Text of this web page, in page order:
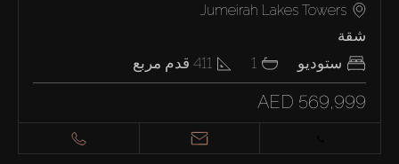
Jumeirah Lakes Towers
شقة
ستوديو
1
411 قدم مربع
AED 569,999